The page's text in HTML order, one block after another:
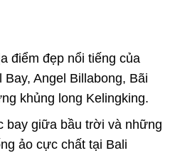
điểm đẹp nổi tiếng của
Bay, Angel Billabong, Bãi
khủng long Kelingking.
bay giữa bầu trời và những
ảo cực chất tại Bali